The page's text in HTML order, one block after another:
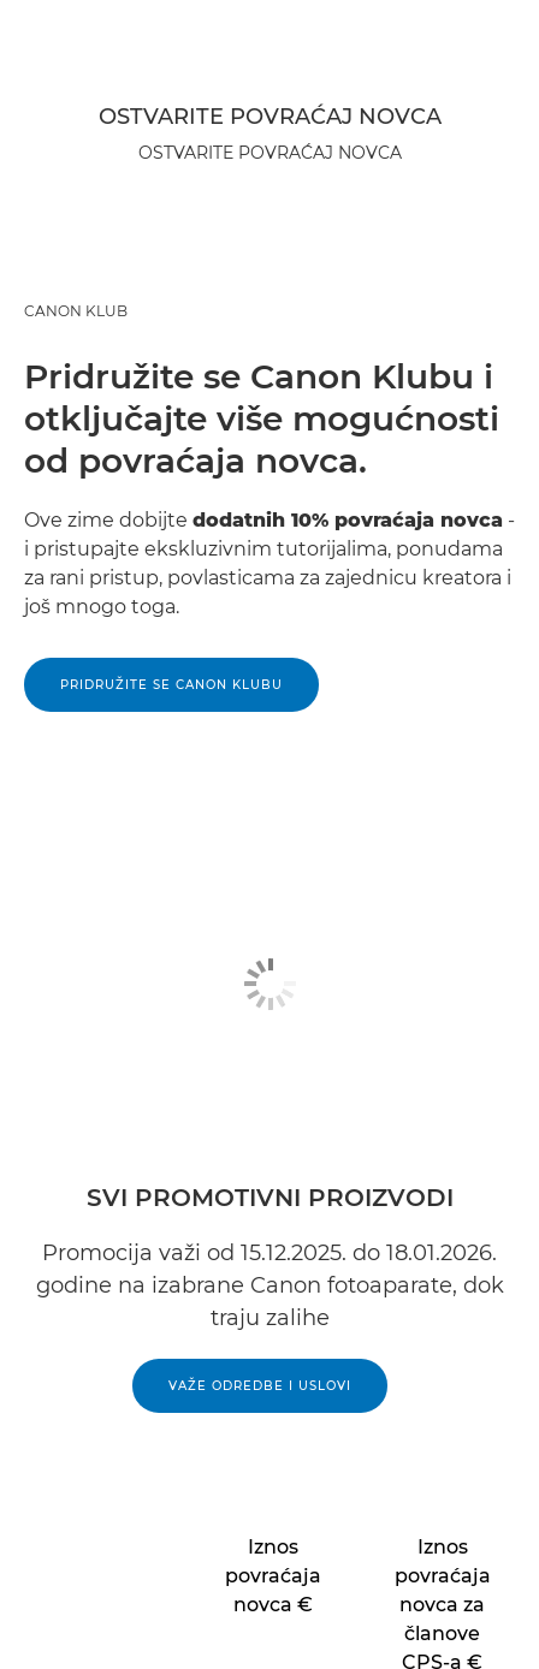
OSTVARITE POVRAĆAJ NOVCA
OSTVARITE POVRAĆAJ NOVCA
CANON KLUB
Pridružite se Canon Klubu i
otključajte više mogućnosti
od povraćaja novca.
Ove zime dobijte dodatnih 10% povraćaja novca -
i pristupajte ekskluzivnim tutorijalima, ponudama
za rani pristup, povlasticama za zajednicu kreatora i
još mnogo toga.
PRIDRUŽITE SE CANON KLUBU
SVI PROMOTIVNI PROIZVODI
Promocija važi od 15.12.2025. do 18.01.2026.
godine na izabrane Canon fotoaparate, dok
traju zalihe
VAŽE ODREDBE I USLOVI
Iznos
povraćaja
novca €
Iznos
povraćaja
novca za
članove
CPS-a €